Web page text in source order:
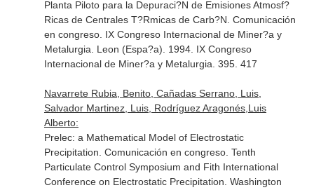
Planta Piloto para la Depuraci?N de Emisiones Atmosf?
Ricas de Centrales T?Rmicas de Carb?N. Comunicación
en congreso. IX Congreso Internacional de Miner?a y
Metalurgia. Leon (Espa?a). 1994. IX Congreso
Internacional de Miner?a y Metalurgia. 395. 417
Navarrete Rubia, Benito, Cañadas Serrano, Luis,
Salvador Martinez, Luis, Rodríguez Aragonés,Luis
Alberto:
Prelec: a Mathematical Model of Electrostatic
Precipitation. Comunicación en congreso. Tenth
Particulate Control Symposium and Fith International
Conference on Electrostatic Precipitation. Washington